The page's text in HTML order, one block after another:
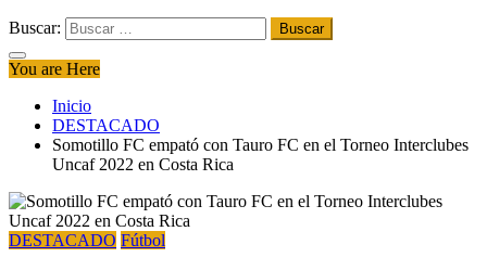
Buscar:
You are Here
Inicio
DESTACADO
Somotillo FC empató con Tauro FC en el Torneo Interclubes
Uncaf 2022 en Costa Rica
DESTACADO Fútbol